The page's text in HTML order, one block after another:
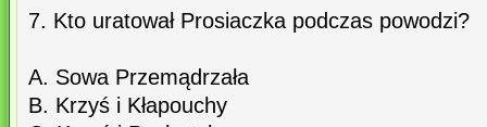
7. Kto uratował Prosiaczka podczas powodzi?
A. Sowa Przemądrzała
B. Krzyś i Kłapouchy